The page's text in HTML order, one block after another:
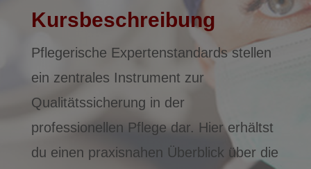
Kursbeschreibung
Pflegerische Expertenstandards stellen
ein zentrales Instrument zur
Qualitätssicherung in der
professionellen Pflege dar. Hier erhältst
du einen praxisnahen Überblick über die